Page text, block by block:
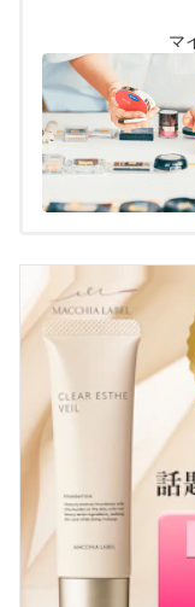
1500点
をもと
内容も
がらコン
西海
マ